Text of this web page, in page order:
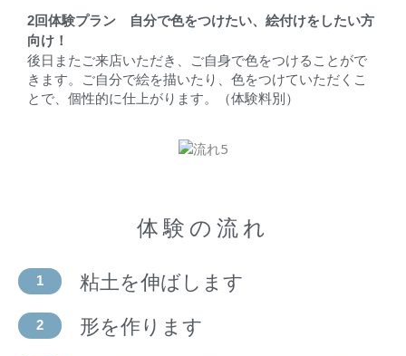
2回体験プラン 自分で色をつけたい、絵付けをしたい方
向け！
後日またご来店いただき、ご自身で色をつけることがで
きます。ご自分で絵を描いたり、色をつけていただくこ
とで、個性的に仕上がります。（体験料別）
体験の流れ
1 粘土を伸ばします
2 形を作ります